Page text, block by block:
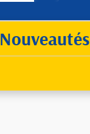
Nouveautés